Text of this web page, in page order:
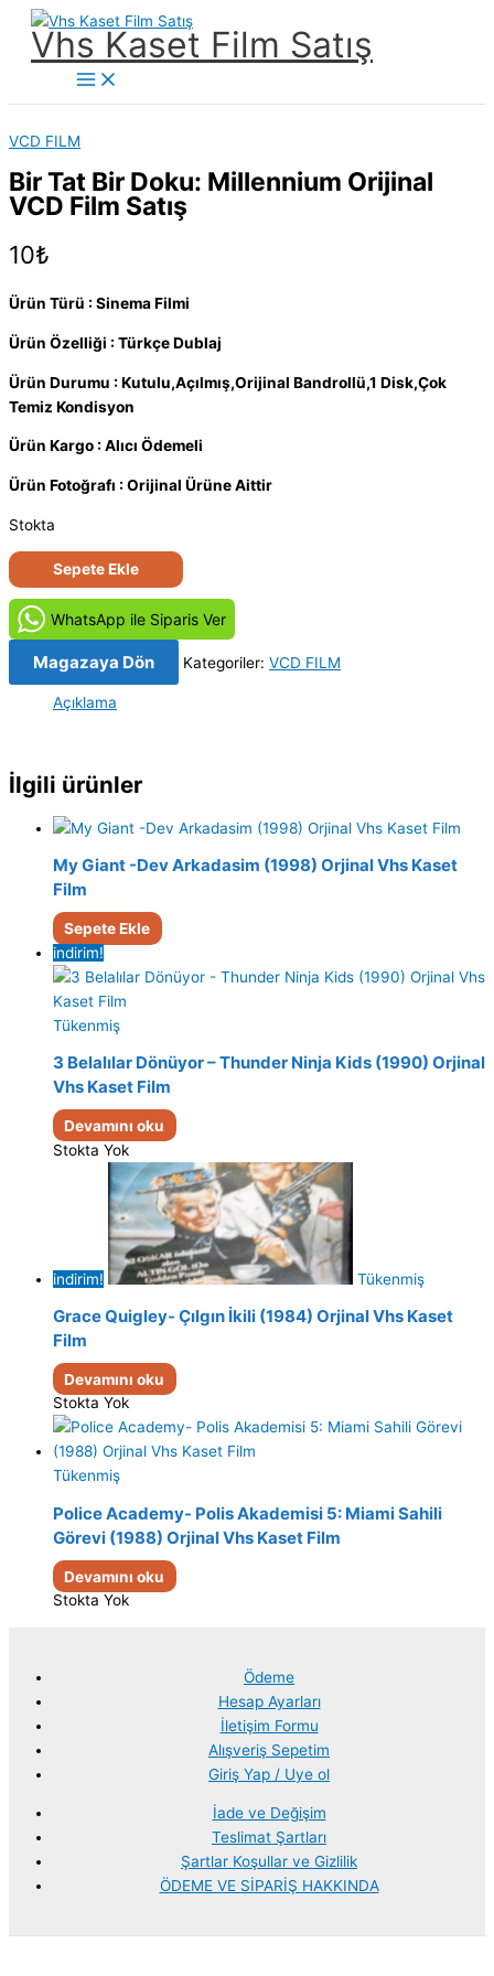
İçeriğe
Vhs Kaset Film Satış
Main
Menu
VCD FILM
Bir Tat Bir Doku: Millennium Orijinal
VCD Film Satış
10₺
Ürün Türü : Sinema Filmi
Ürün Özelliği : Türkçe Dublaj
Ürün Durumu : Kutulu,Açılmış,Orijinal Bandrollü,1 Disk,Çok
Temiz Kondisyon
Ürün Kargo : Alıcı Ödemeli
Ürün Fotoğrafı : Orijinal Ürüne Aittir
Stokta
Bir
Tat
Bir
Doku:
Millennium
Orijinal
adet
Sepete Ekle
WhatsApp ile Siparis Ver
Magazaya Dön Kategoriler: VCD FILM
Açıklama
İlgili ürünler
My Giant -Dev Arkadasim (1998) Orjinal Vhs Kaset
Film
Sepete Ekle
indirim!
Tükenmiş
3 Belalılar Dönüyor – Thunder Ninja Kids (1990) Orjinal
Vhs Kaset Film
Devamını oku
Stokta Yok
indirim! Tükenmiş
Grace Quigley- Çılgın İkili (1984) Orjinal Vhs Kaset
Film
Devamını oku
Stokta Yok
Tükenmiş
Police Academy- Polis Akademisi 5: Miami Sahili
Görevi (1988) Orjinal Vhs Kaset Film
Devamını oku
Stokta Yok
Ödeme
Hesap Ayarları
İletişim Formu
Alışveriş Sepetim
Giriş Yap / Uye ol
İade ve Değişim
Teslimat Şartları
Şartlar Koşullar ve Gizlilik
ÖDEME VE SİPARİŞ HAKKINDA